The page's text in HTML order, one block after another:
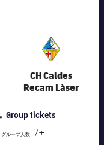
CH Caldes
Recam Làser
Group tickets
グループ人数 7+